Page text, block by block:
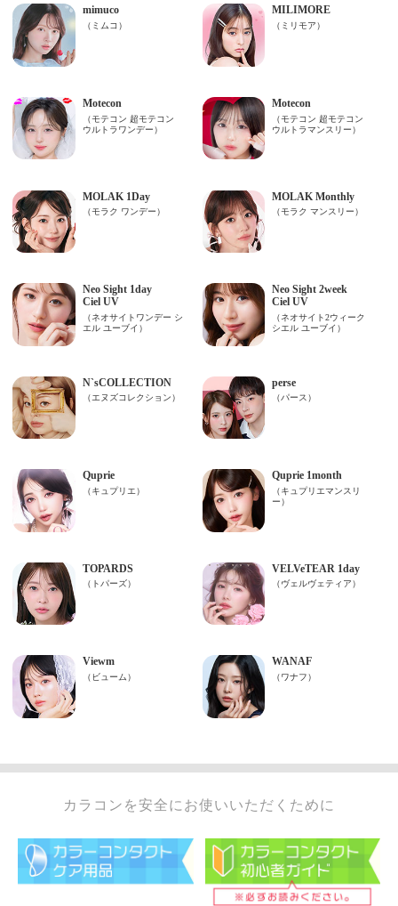
カラコンを安全にお使いいただくために